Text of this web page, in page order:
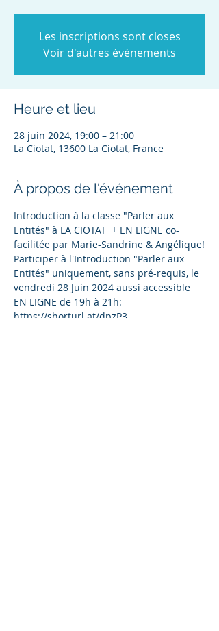
Les inscriptions sont closes
Voir d'autres événements
Heure et lieu
28 juin 2024, 19:00 – 21:00
La Ciotat, 13600 La Ciotat, France
À propos de l'événement
Introduction à la classe "Parler aux
Entités" à LA CIOTAT  + EN LIGNE co-
facilitée par Marie-Sandrine & Angélique!
Participer à l'Introduction "Parler aux
Entités" uniquement, sans pré-requis, le
vendredi 28 Juin 2024 aussi accessible
EN LIGNE de 19h à 21h:
https://shorturl.at/dpzP3